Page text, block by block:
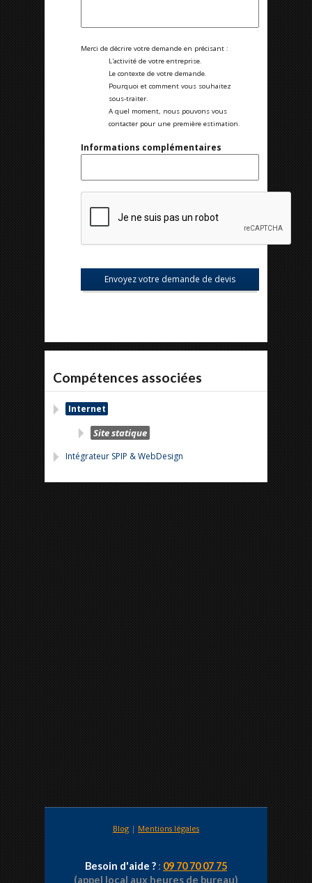
Merci de décrire votre demande en précisant :
L'activité de votre entreprise.
Le contexte de votre demande.
Pourquoi et comment vous souhaitez
sous-traiter.
A quel moment, nous pouvons vous
contacter pour une première estimation.
Informations complémentaires
Compétences associées
Internet
Site statique
Intégrateur SPIP & WebDesign
Blog | Mentions légales
Besoin d'aide ? : 09 70 70 07 75
(appel local aux heures de bureau)